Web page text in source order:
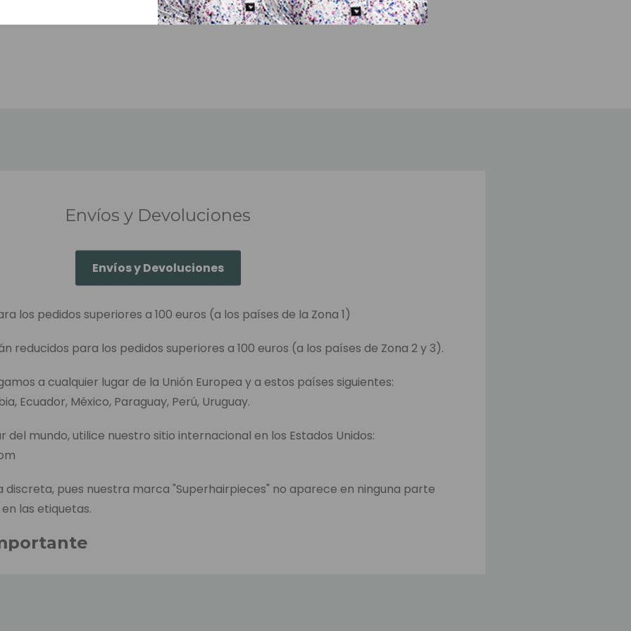
Envíos y Devoluciones
Envíos y Devoluciones
los pedidos superiores a 100 euros (a los países de la Zona 1)
reducidos para los pedidos superiores a 100 euros (a los países de Zona 2 y 3).
a cualquier lugar de la Unión Europea y a estos países siguientes:
Ecuador, México, Paraguay, Perú, Uruguay.
del mundo, utilice nuestro sitio internacional en los Estados Unidos:
pues nuestra marca "Superhairpieces" no aparece en ninguna parte
las etiquetas.